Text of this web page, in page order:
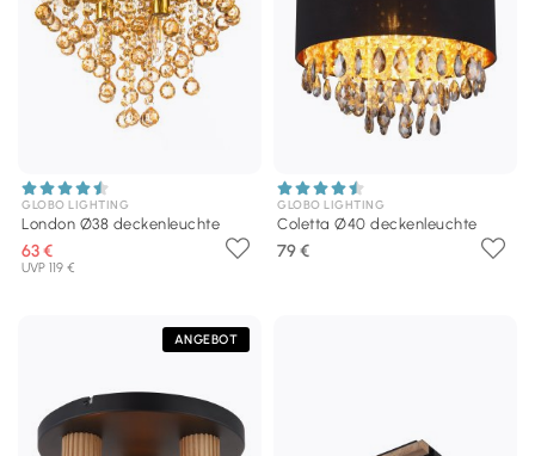
GLOBO LIGHTING
London Ø38 deckenleuchte
63 €
UVP 119 €
GLOBO LIGHTING
Coletta Ø40 deckenleuchte
79 €
ANGEBOT